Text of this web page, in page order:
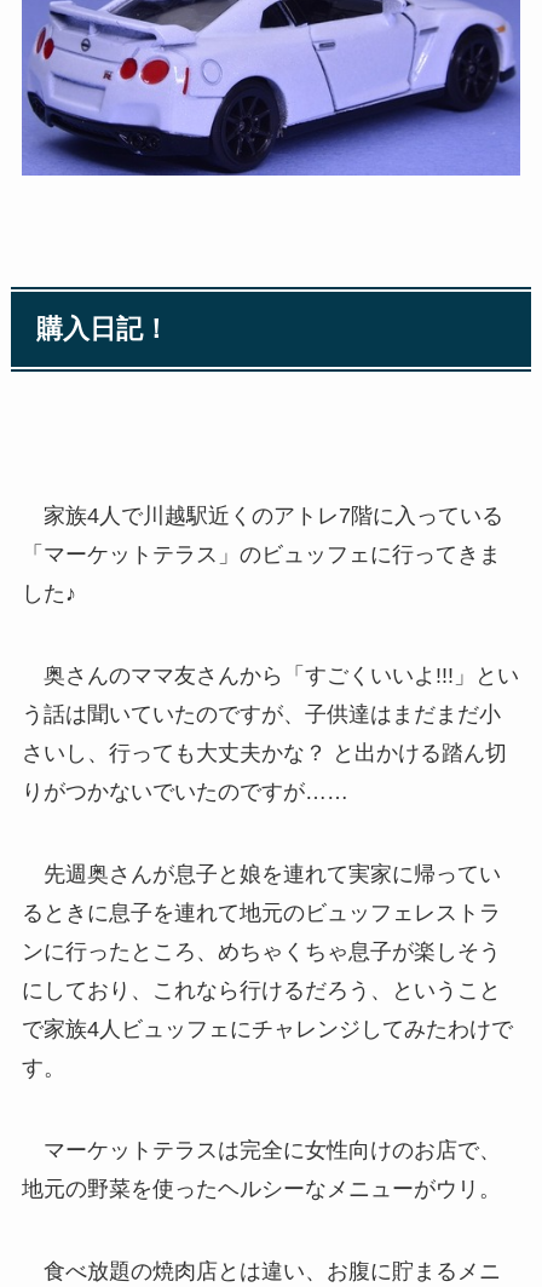
購入日記！
家族4人で川越駅近くのアトレ7階に入っている
「マーケットテラス」のビュッフェに行ってきま
した♪
奥さんのママ友さんから「すごくいいよ!!!」とい
う話は聞いていたのですが、子供達はまだまだ小
さいし、行っても大丈夫かな？ と出かける踏ん切
りがつかないでいたのですが……
先週奥さんが息子と娘を連れて実家に帰ってい
るときに息子を連れて地元のビュッフェレストラ
ンに行ったところ、めちゃくちゃ息子が楽しそう
にしており、これなら行けるだろう、ということ
で家族4人ビュッフェにチャレンジしてみたわけで
す。
マーケットテラスは完全に女性向けのお店で、
地元の野菜を使ったヘルシーなメニューがウリ。
食べ放題の焼肉店とは違い、お腹に貯まるメニ